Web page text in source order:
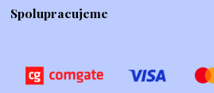
Spolupracujeme